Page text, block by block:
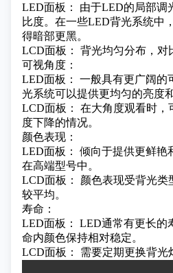
LED面板： 由于LED的局部调
比度。在一些LED背光系统中
得暗部更黑。
LCD面板： 背光均匀分布，对
可视角度：
LED面板： 一般具有更广阔的
光系统可以提供更均匀的亮度
LCD面板： 在大角度观看时，
度下降的情况。
颜色表现：
LED面板： 倾向于提供更鲜艳
在高端型号中。
LCD面板： 颜色表现受背光类
较平均。
寿命：
LED面板： LED通常有更长的
命内颜色保持相对稳定。
LCD面板： 需要定期更换背光